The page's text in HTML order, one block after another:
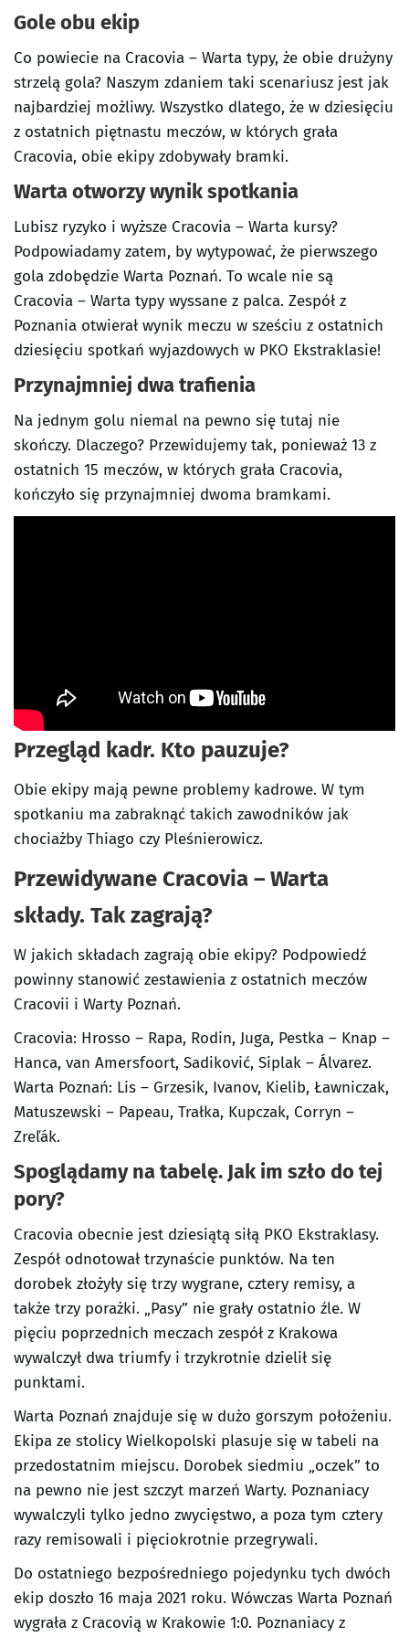
Gole obu ekip
Co powiecie na Cracovia – Warta typy, że obie drużyny
strzelą gola? Naszym zdaniem taki scenariusz jest jak
najbardziej możliwy. Wszystko dlatego, że w dziesięciu
z ostatnich piętnastu meczów, w których grała
Cracovia, obie ekipy zdobywały bramki.
Warta otworzy wynik spotkania
Lubisz ryzyko i wyższe Cracovia – Warta kursy?
Podpowiadamy zatem, by wytypować, że pierwszego
gola zdobędzie Warta Poznań. To wcale nie są
Cracovia – Warta typy wyssane z palca. Zespół z
Poznania otwierał wynik meczu w sześciu z ostatnich
dziesięciu spotkań wyjazdowych w PKO Ekstraklasie!
Przynajmniej dwa trafienia
Na jednym golu niemal na pewno się tutaj nie
skończy. Dlaczego? Przewidujemy tak, ponieważ 13 z
ostatnich 15 meczów, w których grała Cracovia,
kończyło się przynajmniej dwoma bramkami.
Przegląd kadr. Kto pauzuje?
Obie ekipy mają pewne problemy kadrowe. W tym
spotkaniu ma zabraknąć takich zawodników jak
chociażby Thiago czy Pleśnierowicz.
Przewidywane Cracovia – Warta
składy. Tak zagrają?
W jakich składach zagrają obie ekipy? Podpowiedź
powinny stanowić zestawienia z ostatnich meczów
Cracovii i Warty Poznań.
Cracovia: Hrosso – Rapa, Rodin, Juga, Pestka – Knap –
Hanca, van Amersfoort, Sadiković, Siplak – Álvarez.
Warta Poznań: Lis – Grzesik, Ivanov, Kielib, Ławniczak,
Matuszewski – Papeau, Trałka, Kupczak, Corryn –
Zreľák.
Spoglądamy na tabelę. Jak im szło do tej
pory?
Cracovia obecnie jest dziesiątą siłą PKO Ekstraklasy.
Zespół odnotował trzynaście punktów. Na ten
dorobek złożyły się trzy wygrane, cztery remisy, a
także trzy porażki. „Pasy” nie grały ostatnio źle. W
pięciu poprzednich meczach zespół z Krakowa
wywalczył dwa triumfy i trzykrotnie dzielił się
punktami.
Warta Poznań znajduje się w dużo gorszym położeniu.
Ekipa ze stolicy Wielkopolski plasuje się w tabeli na
przedostatnim miejscu. Dorobek siedmiu „oczek” to
na pewno nie jest szczyt marzeń Warty. Poznaniacy
wywalczyli tylko jedno zwycięstwo, a poza tym cztery
razy remisowali i pięciokrotnie przegrywali.
Do ostatniego bezpośredniego pojedynku tych dwóch
ekip doszło 16 maja 2021 roku. Wówczas Warta Poznań
wygrała z Cracovią w Krakowie 1:0. Poznaniacy z